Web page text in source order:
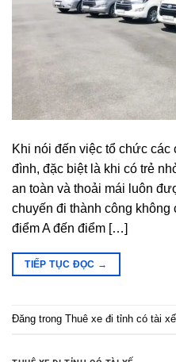
Khi nói đến việc tổ chức
đình, đặc biệt là khi có trẻ
an toàn và thoải mái luôn
chuyến đi thành công
điểm A đến điểm […]
TIẾP TỤC ĐỌC →
Đăng trong Thuê xe đi tỉnh có tài xế